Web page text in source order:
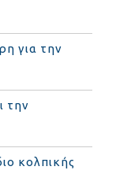
για την
την
κολπικής